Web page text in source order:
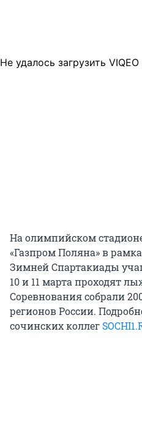
Не удалось загрузить VIQEO
На олимпийском
«Газпром Поляна» в
Зимней Спартакиады
10 и 11 марта проходят
Соревнования собрали
регионов России.
сочинских коллег